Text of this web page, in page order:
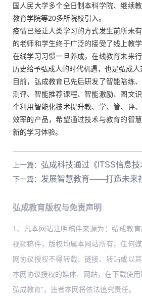
国人民大学多个全日制本科学院、继续
教育学院等20多所院校引入。
疫情已经让人类学习的方式发生前所未
的老师和学生终于广泛的接受了线上教
在线学习习惯一旦养成，在线教育未来
历史给予弘成人的时代机遇，也是弘成人
目前，弘成教育已先后研发了智能陪练
测评、智能推荐课程、智能激励、图文
个利用智能化技术提升教、学、管、评
效率的产品，希望通过技术与教育的智
新的学习体验。
上一篇：
下一篇：
弘成教育版权与免责声明
1、凡本网站注明稿件来源为：弘成教
视频稿件，版权均属本网站所有，任何
网协议授权不得转载、链接、转贴或以
本网协议授权的媒体、网站，在下载使用
弘成教育"，违者本网将依法追究责任。